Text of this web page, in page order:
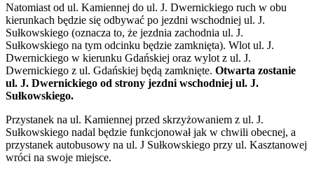
Natomiast od ul. Kamiennej do ul. J. Dwernickiego ruch w obu
kierunkach będzie się odbywać po jezdni wschodniej ul. J.
Sułkowskiego (oznacza to, że jezdnia zachodnia ul. J.
Sułkowskiego na tym odcinku będzie zamknięta). Wlot ul. J.
Dwernickiego w kierunku Gdańskiej oraz wylot z ul. J.
Dwernickiego z ul. Gdańskiej będą zamknięte. Otwarta zostanie
ul. J. Dwernickiego od strony jezdni wschodniej ul. J.
Sułkowskiego.
Przystanek na ul. Kamiennej przed skrzyżowaniem z ul. J.
Sułkowskiego nadal będzie funkcjonował jak w chwili obecnej, a
przystanek autobusowy na ul. J Sułkowskiego przy ul. Kasztanowej
wróci na swoje miejsce.